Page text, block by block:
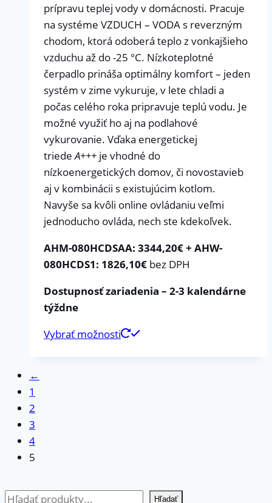
prípravu teplej vody v domácnosti. Pracuje
na systéme VZDUCH – VODA s reverzným
chodom, ktorá odoberá teplo z vonkajšieho
vzduchu až do -25 °C. Nízkoteplotné
čerpadlo prináša optimálny komfort – jeden
systém v zime vykuruje, v lete chladi a
počas celého roka pripravuje teplú vodu. Je
možné využiť ho aj na podlahové
vykurovanie. Vďaka energetickej
triedeA+++ je vhodné do
nízkoenergetických domov, či novostavieb
aj v kombinácii s existujúcim kotlom.
Navyše sa kvôli online ovládaniu veľmi
jednoducho ovláda, nech ste kdekoľvek.
AHM-080HCDSAA: 3344,20€ + AHW-
080HCDS1: 1826,10€ bez DPH
Dostupnosť zariadenia – 2-3 kalendárne
týždne
Vybrať možnosti
←
1
2
3
4
5
Hľadať Hľadať